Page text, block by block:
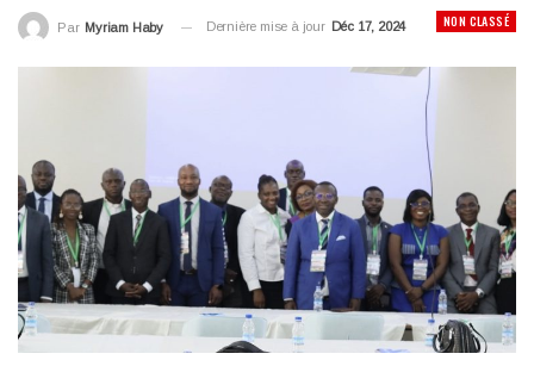
NON CLASSÉ
Par Myriam Haby Dernière mise à jour Déc 17, 2024